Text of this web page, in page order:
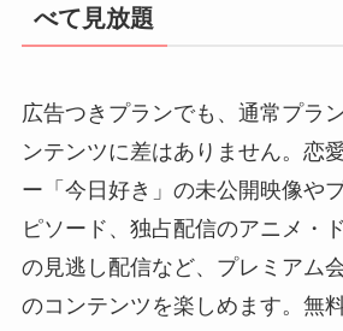
べて見放題
広告つきプランでも、通常プラ
ンテンツに差はありません。恋
ー「今日好き」の未公開映像や
ピソード、独占配信のアニメ・
の見逃し配信など、プレミアム
のコンテンツを楽しめます。無